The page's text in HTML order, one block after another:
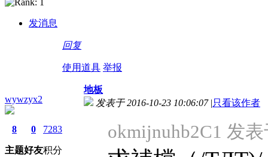
发消息
回复
使用道具 举报
wywzyx2
8
主题
0
好友
7283
积分
地板
发表于 2016-10-23 10:06:07 |只看该作者
okmijnuhb2C1 发